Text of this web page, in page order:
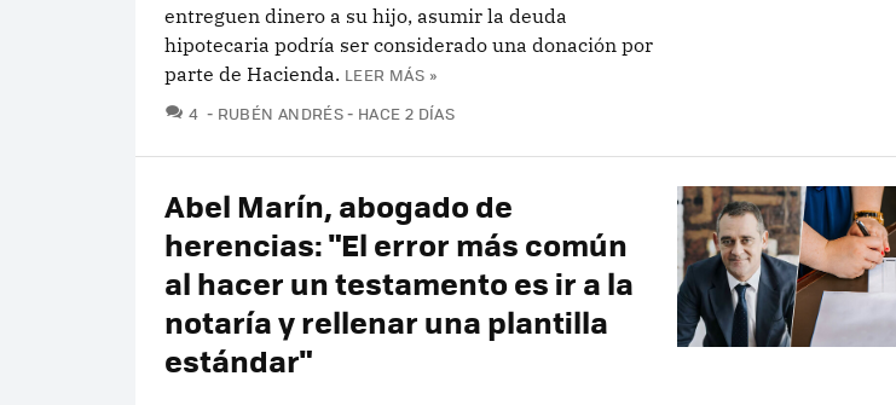
entreguen dinero a su hijo, asumir la deuda
hipotecaria podría ser considerado una donación por
parte de Hacienda. LEER MÁS »
4 COMENTARIOS
RUBÉN ANDRÉS HACE 2 DÍAS
Abel Marín, abogado de
herencias: "El error más común
al hacer un testamento es ir a la
notaría y rellenar una plantilla
estándar"